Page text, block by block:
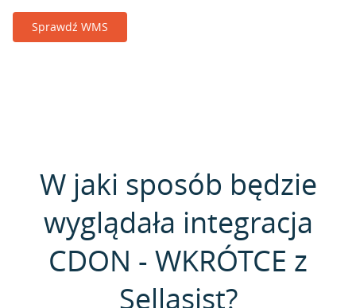
Sprawdź WMS
W jaki sposób będzie
wyglądała integracja
CDON - WKRÓTCE z
Sellasist?